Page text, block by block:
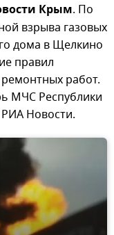
Крым. По
взрыва газовых
дома в Щелкино
правил
работ.
МЧС Республики
Новости.